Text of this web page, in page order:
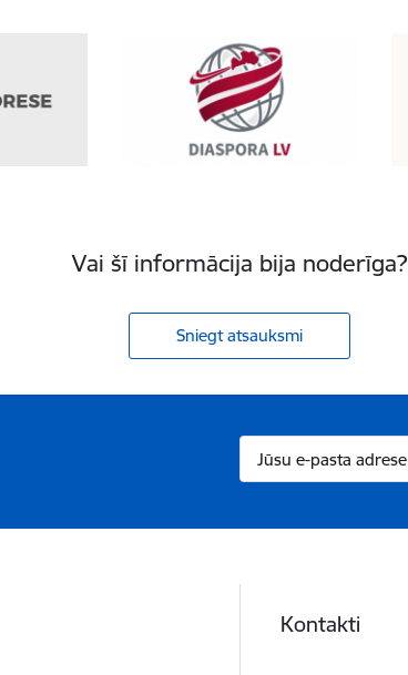
Vai šī informācija bija noderīga?
Sniegt atsauksmi
Kontakti